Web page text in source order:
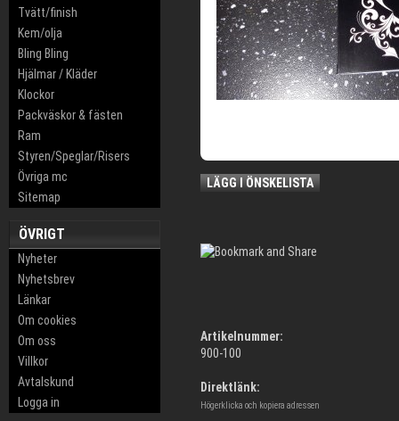
Tvätt/finish
Kem/olja
Bling Bling
Hjälmar / Kläder
Klockor
Packväskor & fästen
Ram
Styren/Speglar/Risers
Övriga mc
Sitemap
ÖVRIGT
Nyheter
Nyhetsbrev
Länkar
Om cookies
Om oss
Villkor
Avtalskund
Logga in
LÄGG I ÖNSKELISTA
Artikelnummer:
900-100
Direktlänk:
Högerklicka och kopiera adressen